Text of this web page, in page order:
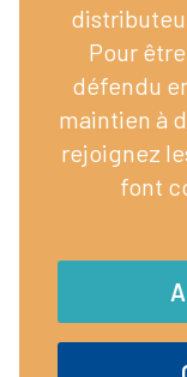
Pour
défendu
maintien à
rejoignez
font